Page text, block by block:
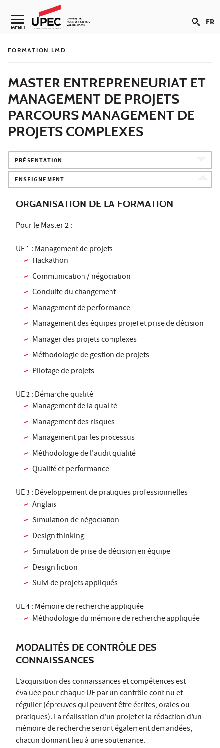
Aller au contenu
Navigation secondaire
MENU FR
FORMATION LMD
MASTER ENTREPRENEURIAT ET
MANAGEMENT DE PROJETS
PARCOURS MANAGEMENT DE
PROJETS COMPLEXES
PRÉSENTATION
ENSEIGNEMENT
ORGANISATION DE LA FORMATION
Pour le Master 2 :
UE 1 : Management de projets
Hackathon
Communication / négociation
Conduite du changement
Management de performance
Management des équipes projet et prise de décision
Manager des projets complexes
Méthodologie de gestion de projets
Pilotage de projets
UE 2 : Démarche qualité
Management de la qualité
Management des risques
Management par les processus
Méthodologie de l'audit qualité
Qualité et performance
UE 3 : Développement de pratiques professionnelles
Anglais
Simulation de négociation
Design thinking
Simulation de prise de décision en équipe
Design fiction
Suivi de projets appliqués
UE 4 : Mémoire de recherche appliquée
Méthodologie du mémoire de recherche appliquée
MODALITÉS DE CONTRÔLE DES
CONNAISSANCES
L’acquisition des connaissances et compétences est
évaluée pour chaque UE par un contrôle continu et
régulier (épreuves qui peuvent être écrites, orales ou
pratiques). La réalisation d’un projet et la rédaction d’un
mémoire de recherche seront également demandées,
chacun donnant lieu à une soutenance.